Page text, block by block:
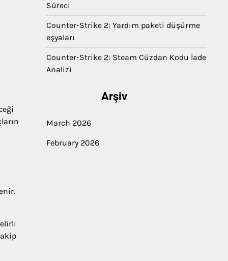
Süreci
Counter-Strike 2: Yardım paketi düşürme
eşyaları
Counter-Strike 2: Steam Cüzdan Kodu İade
Analizi
Arşiv
March 2026
February 2026